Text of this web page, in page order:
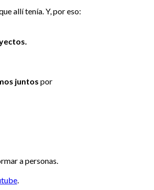
allí tenía. Y, por eso:
juntos por
a personas.
.